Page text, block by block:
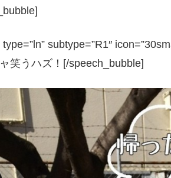
subtype=”R1″
笑うハズ！[/speech_bubble]